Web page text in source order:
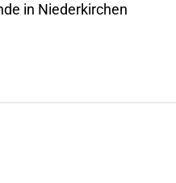
in Niederkirchen